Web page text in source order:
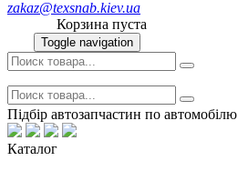
zakaz@texsnab.kiev.ua
Корзина пуста
Toggle navigation
Підбір автозапчастин по автомобілю
Каталог